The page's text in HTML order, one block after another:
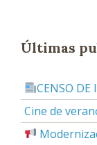
Últimas
CENSO DE
Cine de